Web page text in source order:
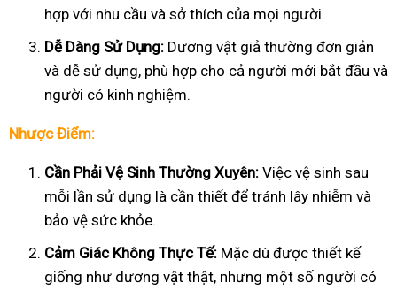
hợp với nhu cầu và sở thích của mọi người.
Dễ Dàng Sử Dụng: Dương vật giả thường đơn giản
và dễ sử dụng, phù hợp cho cả người mới bắt đầu và
người có kinh nghiệm.
Nhược Điểm:
Cần Phải Vệ Sinh Thường Xuyên: Việc vệ sinh sau
mỗi lần sử dụng là cần thiết để tránh lây nhiễm và
bảo vệ sức khỏe.
Cảm Giác Không Thực Tế: Mặc dù được thiết kế
giống như dương vật thật, nhưng một số người có